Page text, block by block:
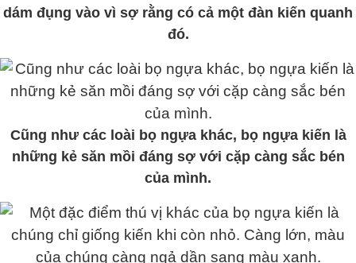
dám đụng vào vì sợ rằng có cả một đàn kiến quanh
đó.
Cũng như các loài bọ ngựa khác, bọ ngựa kiến là
những kẻ săn mồi đáng sợ với cặp càng sắc bén
của mình.